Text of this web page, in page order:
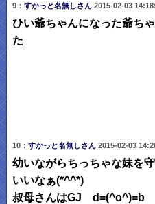
9： すかっと名無しさん 2015-02-03
ひい爺ちゃんになった爺ち
た
10： すかっと名無しさん 2015-02-03
幼いながらちっちゃな妹を
いいなぁ(*^^*)
叔母さんはGJ d=(^o^)=b